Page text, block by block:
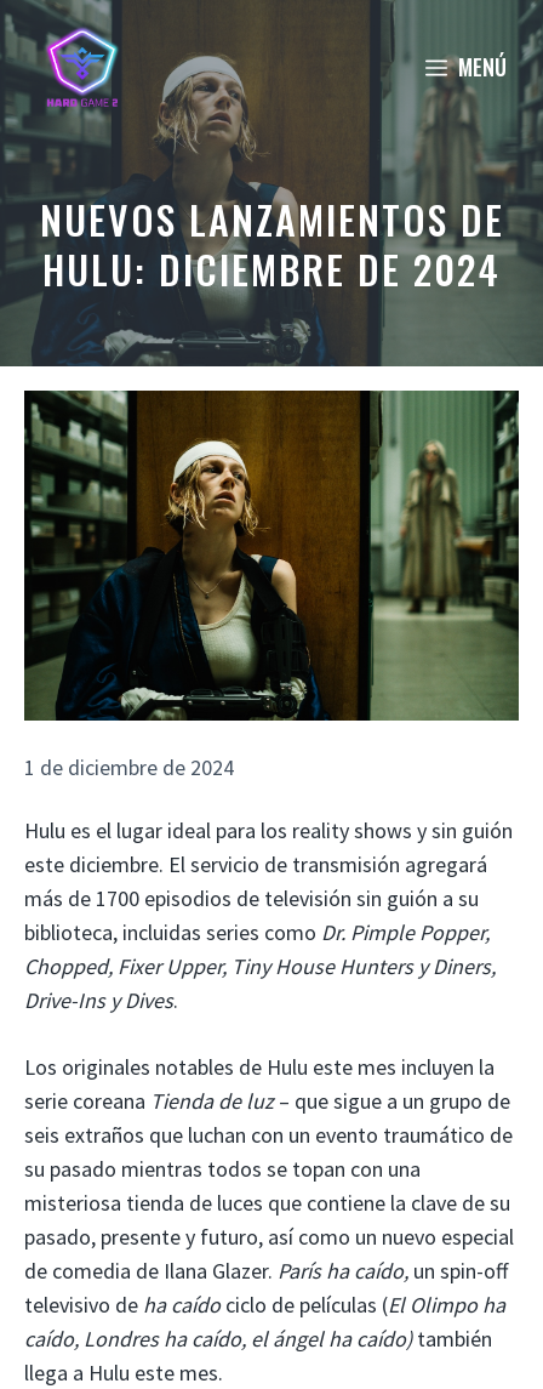
Saltar
al
contenido
MENÚ
NUEVOS LANZAMIENTOS DE
HULU: DICIEMBRE DE 2024
1 de diciembre de 2024
Hulu es el lugar ideal para los reality shows y sin guión
este diciembre. El servicio de transmisión agregará
más de 1700 episodios de televisión sin guión a su
biblioteca, incluidas series como Dr. Pimple Popper,
Chopped, Fixer Upper, Tiny House Hunters y Diners,
Drive-Ins y Dives.
Los originales notables de Hulu este mes incluyen la
serie coreana Tienda de luz– que sigue a un grupo de
seis extraños que luchan con un evento traumático de
su pasado mientras todos se topan con una
misteriosa tienda de luces que contiene la clave de su
pasado, presente y futuro, así como un nuevo especial
de comedia de Ilana Glazer. París ha caído, un spin-off
televisivo de ha caídociclo de películas (El Olimpo ha
caído, Londres ha caído, el ángel ha caído)también
llega a Hulu este mes.